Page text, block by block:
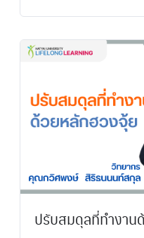
ปรับสมดุลที่ทำงาน